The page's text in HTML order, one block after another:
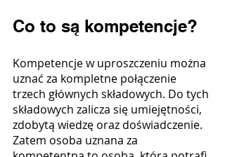
Co to są kompetencje?
Kompetencje w uproszczeniu można
uznać za kompletne połączenie
trzech głównych składowych. Do tych
składowych zalicza się umiejętności,
zdobytą wiedzę oraz doświadczenie.
Zatem osoba uznana za